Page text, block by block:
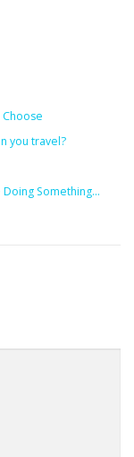
you travel?
Doing Something…